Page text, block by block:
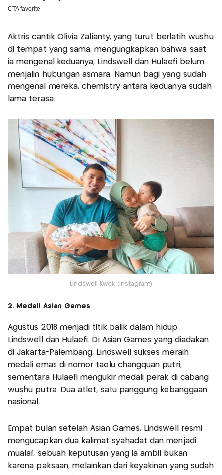
Aktris cantik Olivia Zalianty, yang turut berlatih wushu
di tempat yang sama, mengungkapkan bahwa saat
ia mengenal keduanya, Lindswell dan Hulaefi belum
menjalin hubungan asmara. Namun bagi yang sudah
mengenal mereka, chemistry antara keduanya sudah
lama terasa.
Lindswell Kwok (Instagram)
2. Medali Asian Games
Agustus 2018 menjadi titik balik dalam hidup
Lindswell dan Hulaefi. Di Asian Games yang diadakan
di Jakarta-Palembang, Lindswell sukses meraih
medali emas di nomor taolu changquan putri,
sementara Hulaefi mengukir medali perak di cabang
wushu putra. Dua atlet, satu panggung kebanggaan
nasional.
Empat bulan setelah Asian Games, Lindswell resmi
mengucapkan dua kalimat syahadat dan menjadi
mualaf, sebuah keputusan yang ia ambil bukan
karena paksaan, melainkan dari keyakinan yang sudah